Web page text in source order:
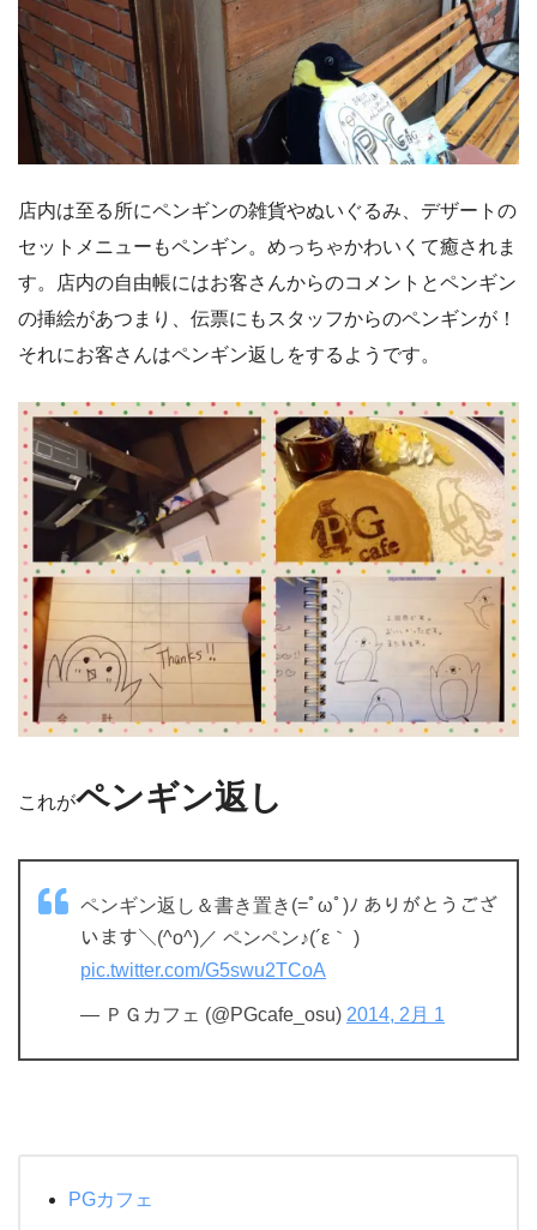
店内は至る所にペンギンの雑貨やぬいぐるみ、デザートの
セットメニューもペンギン。めっちゃかわいくて癒されま
す。店内の自由帳にはお客さんからのコメントとペンギン
の挿絵があつまり、伝票にもスタッフからのペンギンが！
それにお客さんはペンギン返しをするようです。
これがペンギン返し
ペンギン返し＆書き置き(=ﾟωﾟ)ﾉ ありがとうござ
います＼(^o^)／ ペンペン♪(´ε｀ )
pic.twitter.com/G5swu2TCoA
— ＰＧカフェ (@PGcafe_osu) 2014, 2月 1
PGカフェ